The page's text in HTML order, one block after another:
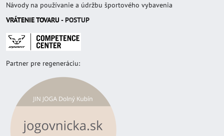
Návody na používanie a údržbu športového vybavenia
VRÁTENIE TOVARU - POSTUP
Partner pre regeneráciu: